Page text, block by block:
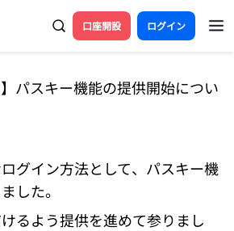
口座開設 ログイン
】パスキー機能の提供開始につい
グイン方法として、パスキー機
した。
るよう提供を進めて参りまし